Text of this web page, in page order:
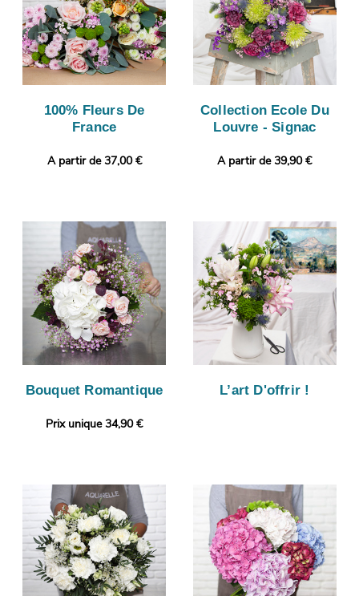
100% Fleurs De
France
A partir de 37,00 €
Collection Ecole Du
Louvre - Signac
A partir de 39,90 €
Bouquet Romantique
Prix unique 34,90 €
L’art D'offrir !